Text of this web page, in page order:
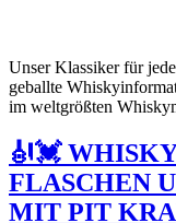
Unser Klassiker für
geballte
im weltgrößten
🎻💓
FLASCHEN
MIT PIT